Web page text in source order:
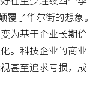
覆了华尔街的想象。
为基于企业长期价
。科技企业的商业
甚至追求亏损，成